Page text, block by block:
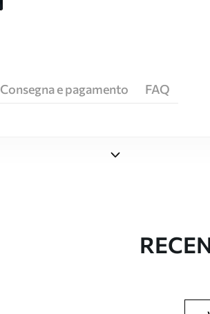
Consegna e pagamento FAQ